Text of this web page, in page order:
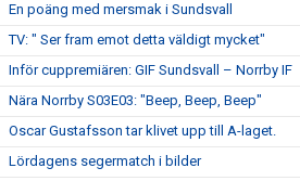
En poäng med mersmak i Sundsvall
TV: " Ser fram emot detta väldigt mycket"
Inför cuppremiären: GIF Sundsvall – Norrby IF
Nära Norrby S03E03: "Beep, Beep, Beep"
Oscar Gustafsson tar klivet upp till A-laget.
Lördagens segermatch i bilder